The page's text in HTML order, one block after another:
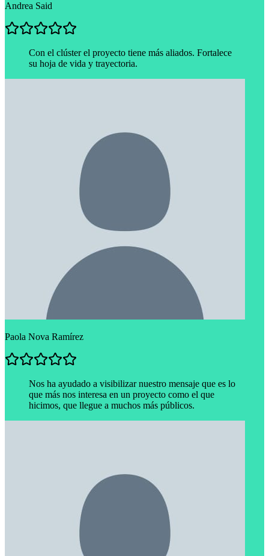
Andrea Said
Con el clúster el proyecto tiene más aliados. Fortalece
su hoja de vida y trayectoria.
Paola Nova Ramírez
Nos ha ayudado a visibilizar nuestro mensaje que es lo
que más nos interesa en un proyecto como el que
hicimos, que llegue a muchos más públicos.